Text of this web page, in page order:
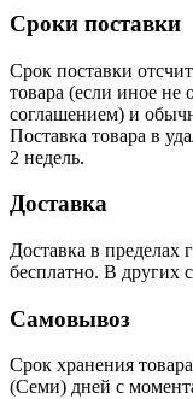
Сроки поставки
Срок поставки
товара (если иное
соглашением) и
Поставка товара в
2 недель.
Доставка
Доставка в пределах
бесплатно. В других
Самовывоз
Срок хранения
(Семи) дней с